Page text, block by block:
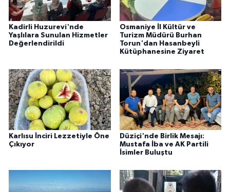
Kadirli Huzurevi'nde
Yaşlılara Sunulan Hizmetler
Değerlendirildi
Osmaniye İl Kültür ve
Turizm Müdürü Burhan
Torun'dan Hasanbeyli
Kütüphanesine Ziyaret
Karlısu İnciri Lezzetiyle Öne
Çıkıyor
Düziçi'nde Birlik Mesajı:
Mustafa İba ve AK Partili
İsimler Buluştu